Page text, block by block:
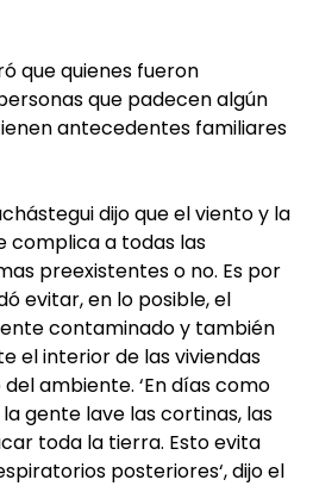
que quienes fueron
que padecen algún
antecedentes familiares
dijo que el viento y la
complica a todas las
preexistentes o no. Es por
evitar, en lo posible, el
contaminado y también
el interior de las viviendas
ambiente. ‘En días como
gente lave las cortinas, las
toda la tierra. Esto evita
posteriores‘, dijo el